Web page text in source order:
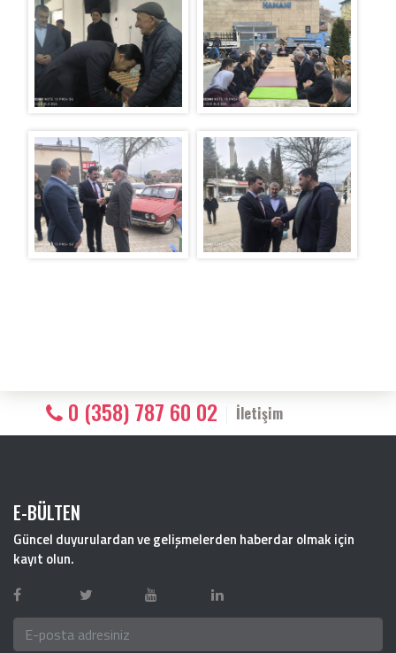
0 (358) 787 60 02 İletişim
E-BÜLTEN
Güncel duyurulardan ve gelişmelerden haberdar olmak için
kayıt olun.